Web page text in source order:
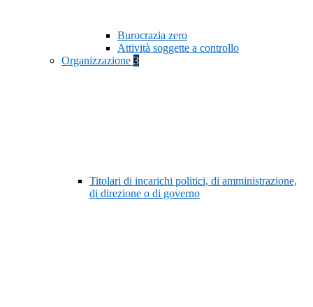
Burocrazia zero
Attività soggette a controllo
Organizzazione 3
Titolari di incarichi politici, di amministrazione,
di direzione o di governo